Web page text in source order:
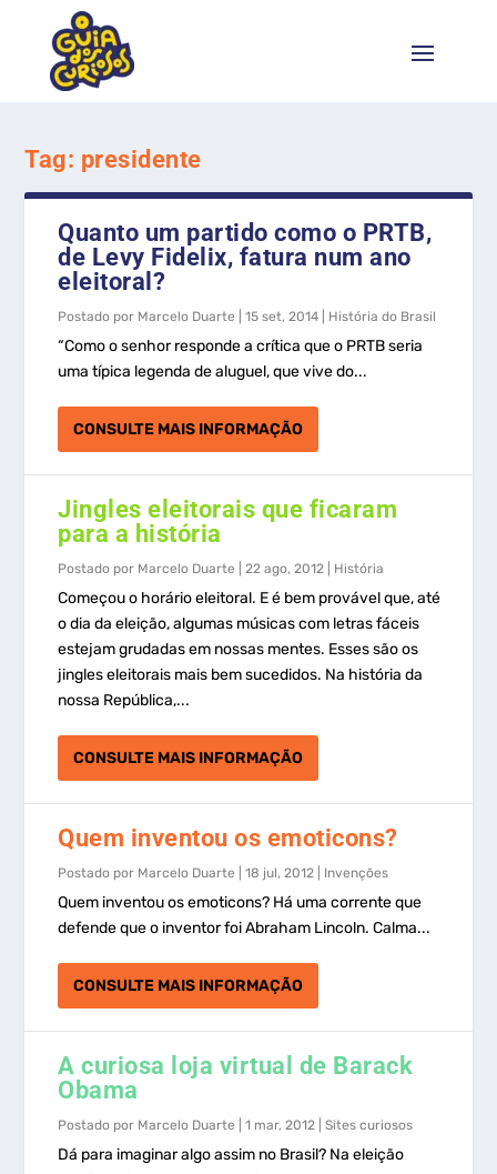
Tag: presidente
Quanto um partido como o PRTB,
de Levy Fidelix, fatura num ano
eleitoral?
Postado por Marcelo Duarte |15 set, 2014 História do Brasil
“Como o senhor responde a crítica que o PRTB seria
uma típica legenda de aluguel, que vive do...
CONSULTE MAIS INFORMAÇÃO
Jingles eleitorais que ficaram
para a história
Postado por Marcelo Duarte |22 ago, 2012 História
Começou o horário eleitoral. E é bem provável que, até
o dia da eleição, algumas músicas com letras fáceis
estejam grudadas em nossas mentes. Esses são os
jingles eleitorais mais bem sucedidos. Na história da
nossa República,...
CONSULTE MAIS INFORMAÇÃO
Quem inventou os emoticons?
Postado por Marcelo Duarte |18 jul, 2012 Invenções
Quem inventou os emoticons? Há uma corrente que
defende que o inventor foi Abraham Lincoln. Calma...
CONSULTE MAIS INFORMAÇÃO
A curiosa loja virtual de Barack
Obama
Postado por Marcelo Duarte |1 mar, 2012 |Sites curiosos
Dá para imaginar algo assim no Brasil? Na eleição